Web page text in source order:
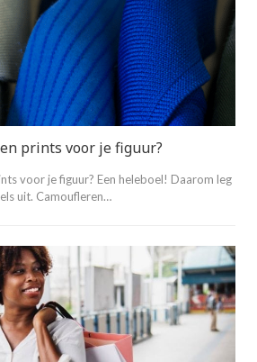
prints voor je figuur?
voor je figuur? Een heleboel! Daarom leg
uit. Camoufleren…